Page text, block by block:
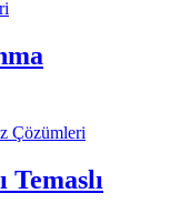
Temaslı